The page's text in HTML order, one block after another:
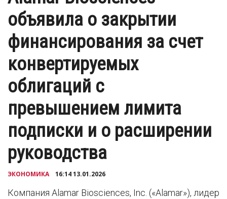
объявила о закрытии
финансирования за счет
конвертируемых
облигаций с
превышением лимита
подписки и о расширении
руководства
ЭКОНОМИКА 16:14 13.01.2026
Компания Alamar Biosciences, Inc. («Alamar»), лидер